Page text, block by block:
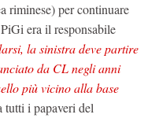
riminese) per continuare
era il responsabile
la sinistra deve partire
da CL negli anni
più vicino alla base
tutti i papaveri del